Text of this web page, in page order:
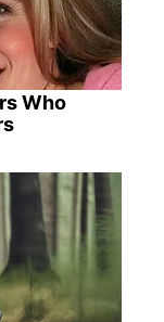
Who